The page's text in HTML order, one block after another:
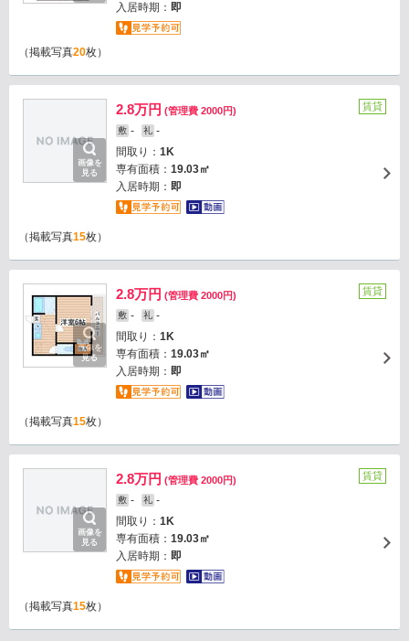
入居時期： 即
（掲載写真20枚）
画像を
見る
2.8万円 (管理費 2000円)
敷 - 礼 -
間取り： 1K
専有面積： 19.03㎡
入居時期： 即
賃貸
（掲載写真15枚）
画像を
見る
2.8万円 (管理費 2000円)
敷 - 礼 -
間取り： 1K
専有面積： 19.03㎡
入居時期： 即
賃貸
（掲載写真15枚）
画像を
見る
2.8万円 (管理費 2000円)
敷 - 礼 -
間取り： 1K
専有面積： 19.03㎡
入居時期： 即
賃貸
（掲載写真15枚）